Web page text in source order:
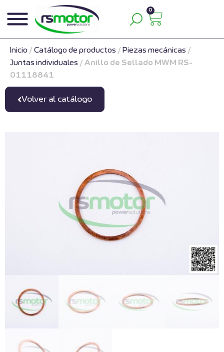
0
Inicio / Catálogo de productos / Piezas mecánicas /
Juntas individuales / Anillo de Sellado MWM RS-
01118841
Volver al catálogo